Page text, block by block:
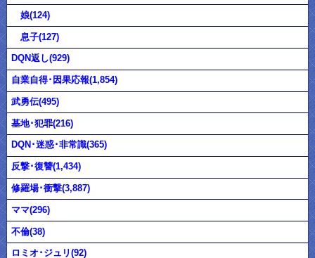
娘(124)
息子(127)
DQN返し(929)
自業自得･因果応報(1,854)
武勇伝(495)
基地･犯罪(216)
DQN･迷惑･非常識(365)
反撃･復讐(1,434)
修羅場･衝撃(3,887)
ママ(296)
不倫(38)
ロミオ･ジュリ(92)